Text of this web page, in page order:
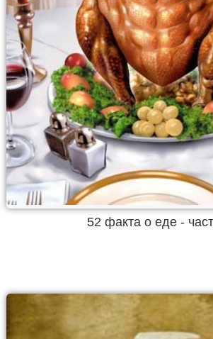
52 факта о еде -